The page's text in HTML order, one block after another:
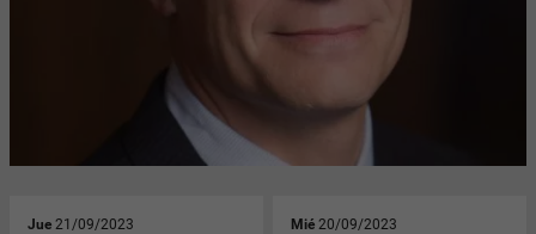
Jue 21/09/2023 Mié 20/09/2023